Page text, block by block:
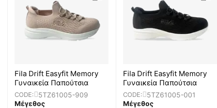
Fila Drift Easyfit Memory
Γυναικεία Παπούτσια
CODE:
5TZ61005-909
Μέγεθος
Fila Drift Easyfit Memory
Γυναικεία Παπούτσια
CODE:
5TZ61005-001
Μέγεθος